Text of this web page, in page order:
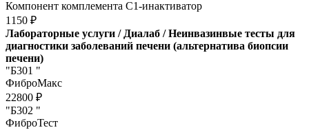
Компонент комплемента С1-инактиватор
1150 ₽
Лабораторные услуги / Диалаб / Неинвазинвые тесты для
диагностики заболеваний печени (альтернатива биопсии
печени)
"Б301 "
ФиброМакс
22800 ₽
"Б302 "
ФиброТест